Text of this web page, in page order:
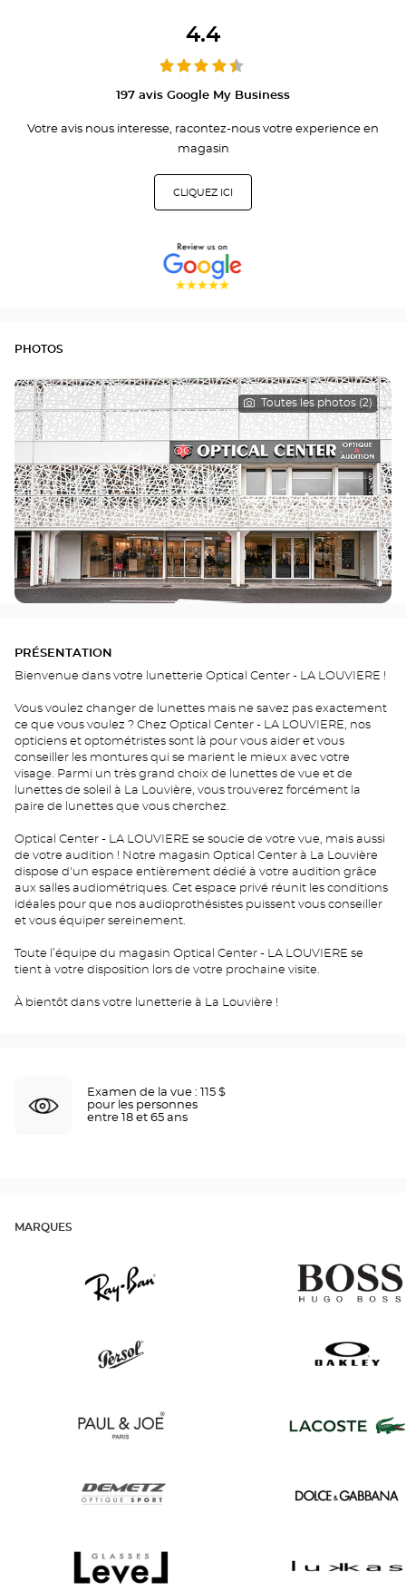
4.4
197 avis Google My Business
Votre avis nous interesse, racontez-nous votre experience en
magasin
CLIQUEZ ICI
PHOTOS
Toutes les photos (2)
PRÉSENTATION
Bienvenue dans votre lunetterie Optical Center - LA LOUVIERE !
Vous voulez changer de lunettes mais ne savez pas exactement
ce que vous voulez ? Chez Optical Center - LA LOUVIERE, nos
opticiens et optométristes sont là pour vous aider et vous
conseiller les montures qui se marient le mieux avec votre
visage. Parmi un très grand choix de lunettes de vue et de
lunettes de soleil à La Louvière, vous trouverez forcément la
paire de lunettes que vous cherchez.
Optical Center - LA LOUVIERE se soucie de votre vue, mais aussi
de votre audition ! Notre magasin Optical Center à La Louvière
dispose d'un espace entièrement dédié à votre audition grâce
aux salles audiométriques. Cet espace privé réunit les conditions
idéales pour que nos audioprothésistes puissent vous conseiller
et vous équiper sereinement.
Toute l’équipe du magasin Optical Center - LA LOUVIERE se
tient à votre disposition lors de votre prochaine visite.
À bientôt dans votre lunetterie à La Louvière !
Examen de la vue : 115 $
pour les personnes
entre 18 et 65 ans
MARQUES